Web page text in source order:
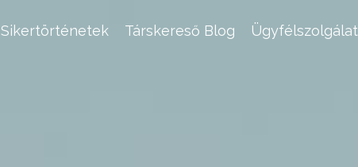
Sikertörténetek Társkereső Blog Ügyfélszolgálat